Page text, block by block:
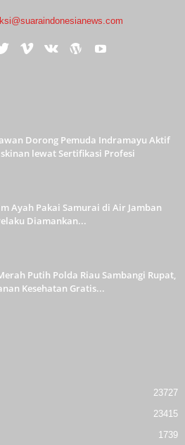
Dorong Pemuda Indramayu Aktif
lewat Sertifikasi Profesi
Ayah Pakai Samurai di Air Jamban
Diamankan...
Putih Polda Riau Sambangi Rupat,
Kesehatan Gratis...
23727
23415
1739